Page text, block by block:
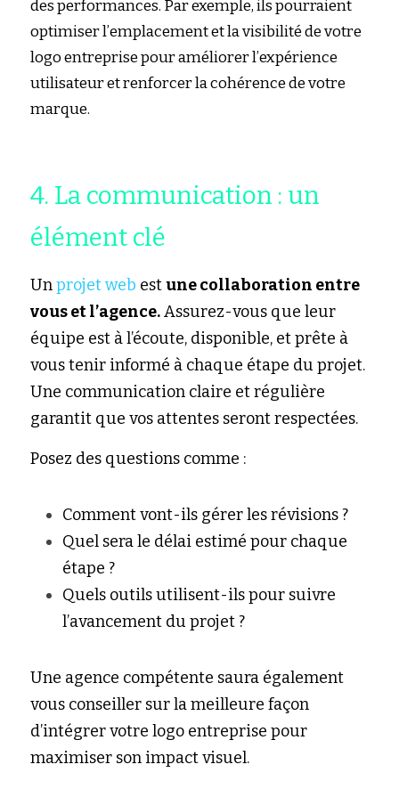
des performances. Par exemple, ils pourraient
optimiser l’emplacement et la visibilité de votre
logo entreprise pour améliorer l’expérience
utilisateur et renforcer la cohérence de votre
marque.
4. La communication : un
élément clé
Un projet web est une collaboration entre
vous et l’agence. Assurez-vous que leur
équipe est à l’écoute, disponible, et prête à
vous tenir informé à chaque étape du projet.
Une communication claire et régulière
garantit que vos attentes seront respectées.
Posez des questions comme :
Comment vont-ils gérer les révisions ?
Quel sera le délai estimé pour chaque
étape ?
Quels outils utilisent-ils pour suivre
l’avancement du projet ?
Une agence compétente saura également
vous conseiller sur la meilleure façon
d’intégrer votre logo entreprise pour
maximiser son impact visuel.